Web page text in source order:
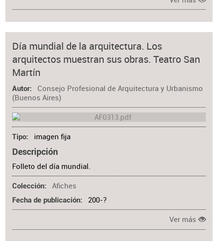
Día mundial de la arquitectura. Los
arquitectos muestran sus obras. Teatro San
Martín
Autor
Consejo Profesional de Arquitectura y Urbanismo
(Buenos Aires)
Tipo imagen fija
Descripción
Folleto del día mundial.
Colección Afiches
Fecha de publicación 200-?
Ver más